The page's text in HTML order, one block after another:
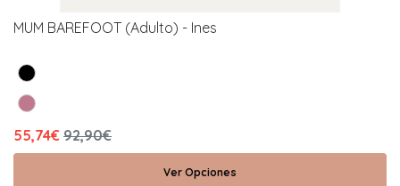
MUM BAREFOOT (Adulto) - Ines
55,74€ 92,90€
Ver Opciones